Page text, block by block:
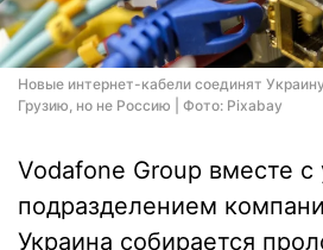
Новые интернет-кабели соединят
Грузию, но не Россию | Фото: Pixabay
Vodafone Group вместе с
подразделением
Украина собирается